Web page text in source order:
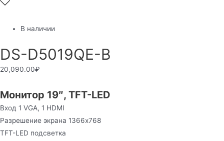
В наличии
DS-D5019QE-B
20,090.00₽
Монитор 19″, TFT-LED
Вход 1 VGA, 1 HDMI
Разрешение экрана 1366х768
TFT-LED подсветка